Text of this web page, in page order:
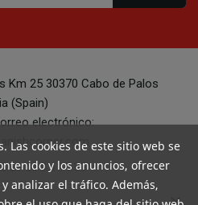
Km 25 30370 Cabo de Palos
(Spain)
electrónico:
21 de 9 a 14:30
keyboard_arrow_down
Las cookies de este sitio web se
y los anuncios, ofrecer
analizar el tráfico. Además,